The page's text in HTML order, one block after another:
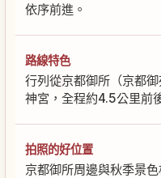
依序前進。
路線特色
行列從京都御所（京都
神宮，全程約4.5公里前
拍照的好位置
京都御所周邊與秋季景